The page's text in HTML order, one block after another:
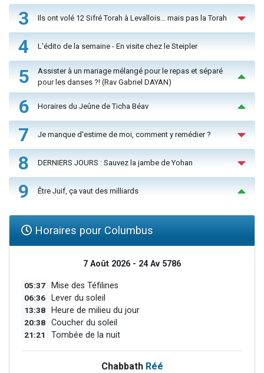
3 Ils ont volé 12 Sifré Torah à Levallois… mais pas la Torah
4 L'édito de la semaine - En visite chez le Steipler
5
Assister à un mariage mélangé pour le repas et séparé
pour les danses ?! (Rav Gabriel DAYAN)
6 Horaires du Jeûne de Ticha Béav
7 Je manque d'estime de moi, comment y remédier ?
8 DERNIERS JOURS : Sauvez la jambe de Yohan
9 Être Juif, ça vaut des milliards
Horaires pour Columbus
7 Août 2026 - 24 Av 5786
05:37 Mise des Téfilines
06:36 Lever du soleil
13:38 Heure de milieu du jour
20:38 Coucher du soleil
21:21 Tombée de la nuit
Chabbath Réé